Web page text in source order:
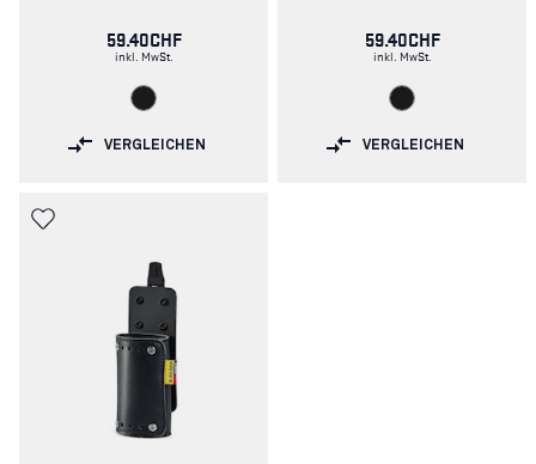
59.40CHF
inkl. MwSt.
VERGLEICHEN
59.40CHF
inkl. MwSt.
VERGLEICHEN